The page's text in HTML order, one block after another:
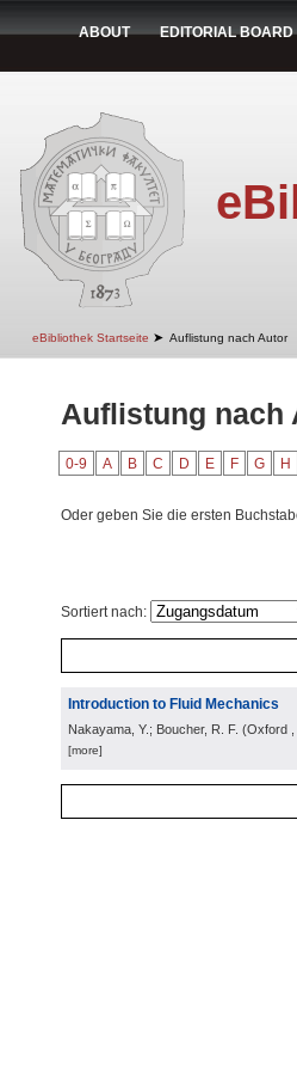
ABOUT EDITORIAL BOARD
eBibliothek Startseite ➤ Auflistung nach Autor
Auflistung nach
0-9 A B C D E F G H
Oder geben Sie die ersten
Sortiert nach:
Introduction to Fluid Mechanics
Nakayama, Y.; Boucher, R. F. (Oxford
[more]